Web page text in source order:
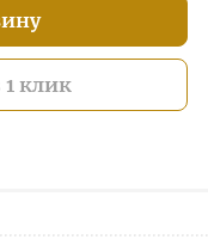
клик